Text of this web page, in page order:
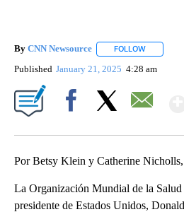
By CNN Newsource FOLLOW
Published January 21, 2025 4:28 am
Por Betsy Klein y Catherine
La Organización Mundial de la Salud
presidente de Estados Unidos,